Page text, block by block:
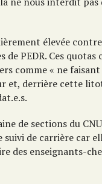
élevée
de PEDR. Ces
comme « ne
et, derrière cette
de sections du
de carrière car
des enseignants-